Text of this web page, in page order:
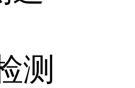
测